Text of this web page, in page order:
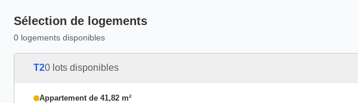
Sélection de logements
0 logements disponibles
T20 lots disponibles
Appartement de 41,82 m²